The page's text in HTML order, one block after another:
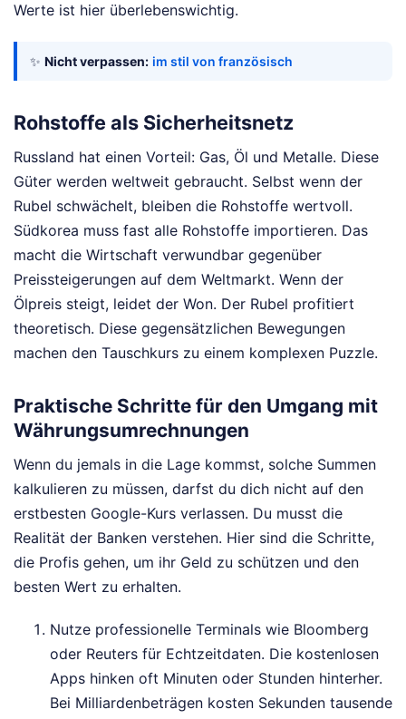
Werte ist hier überlebenswichtig.
✨ Nicht verpassen: im stil von französisch
Rohstoffe als Sicherheitsnetz
Russland hat einen Vorteil: Gas, Öl und Metalle. Diese
Güter werden weltweit gebraucht. Selbst wenn der
Rubel schwächelt, bleiben die Rohstoffe wertvoll.
Südkorea muss fast alle Rohstoffe importieren. Das
macht die Wirtschaft verwundbar gegenüber
Preissteigerungen auf dem Weltmarkt. Wenn der
Ölpreis steigt, leidet der Won. Der Rubel profitiert
theoretisch. Diese gegensätzlichen Bewegungen
machen den Tauschkurs zu einem komplexen Puzzle.
Praktische Schritte für den Umgang mit
Währungsumrechnungen
Wenn du jemals in die Lage kommst, solche Summen
kalkulieren zu müssen, darfst du dich nicht auf den
erstbesten Google-Kurs verlassen. Du musst die
Realität der Banken verstehen. Hier sind die Schritte,
die Profis gehen, um ihr Geld zu schützen und den
besten Wert zu erhalten.
Nutze professionelle Terminals wie Bloomberg
oder Reuters für Echtzeitdaten. Die kostenlosen
Apps hinken oft Minuten oder Stunden hinterher.
Bei Milliardenbeträgen kosten Sekunden tausende